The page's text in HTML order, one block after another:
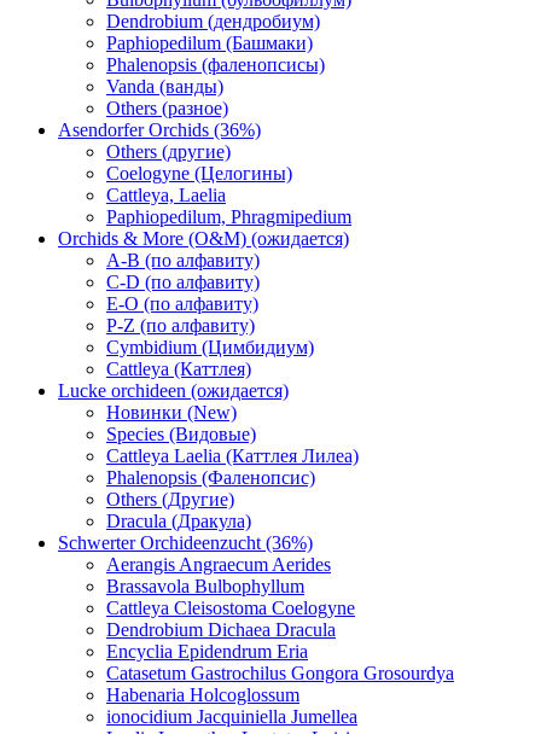
Dendrobium (дендробиум)
Paphiopedilum (Башмаки)
Phalenopsis (фаленопсисы)
Vanda (ванды)
Others (разное)
Asendorfer Orchids (36%)
Others (другие)
Coelogyne (Целогины)
Cattleya, Laelia
Paphiopedilum, Phragmipedium
Orchids & More (O&M) (ожидается)
A-B (по алфавиту)
C-D (по алфавиту)
E-O (по алфавиту)
P-Z (по алфавиту)
Cymbidium (Цимбидиум)
Cattleya (Каттлея)
Lucke orchideen (ожидается)
Новинки (New)
Species (Видовые)
Cattleya Laelia (Каттлея Лилеа)
Phalenopsis (Фаленопсис)
Others (Другие)
Dracula (Дракула)
Schwerter Orchideenzucht (36%)
Aerangis Angraecum Aerides
Brassavola Bulbophyllum
Cattleya Cleisostoma Coelogyne
Dendrobium Dichaea Dracula
Encyclia Epidendrum Eria
Catasetum Gastrochilus Gongora Grosourdya
Habenaria Holcoglossum
ionocidium Jacquiniella Jumellea